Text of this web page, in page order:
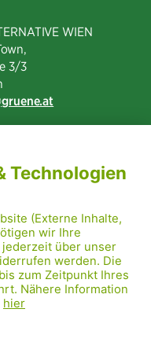
WIEN
3/3​
gruene.at